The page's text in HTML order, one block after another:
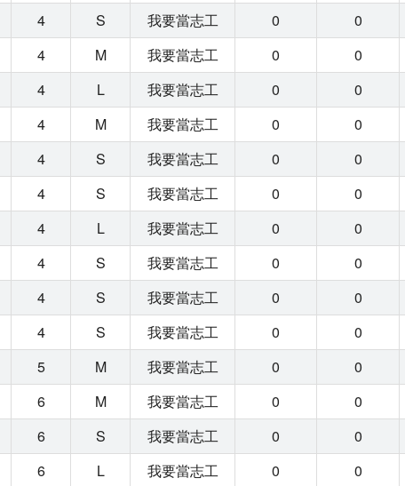
4 S 我要當志工 0 0
4 M 我要當志工 0 0
4 L 我要當志工 0 0
4 M 我要當志工 0 0
4 S 我要當志工 0 0
4 S 我要當志工 0 0
4 L 我要當志工 0 0
4 S 我要當志工 0 0
4 S 我要當志工 0 0
4 S 我要當志工 0 0
5 M 我要當志工 0 0
6 M 我要當志工 0 0
6 S 我要當志工 0 0
6 L 我要當志工 0 0